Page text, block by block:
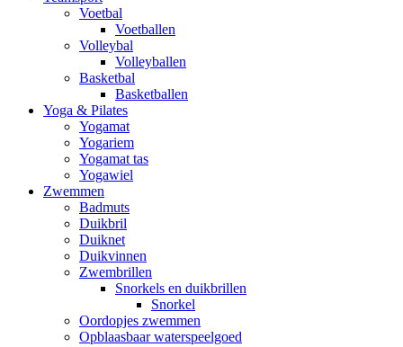
Voetbal
Voetballen
Volleybal
Volleyballen
Basketbal
Basketballen
Yoga & Pilates
Yogamat
Yogariem
Yogamat tas
Yogawiel
Zwemmen
Badmuts
Duikbril
Duiknet
Duikvinnen
Zwembrillen
Snorkels en duikbrillen
Snorkel
Oordopjes zwemmen
Opblaasbaar waterspeelgoed